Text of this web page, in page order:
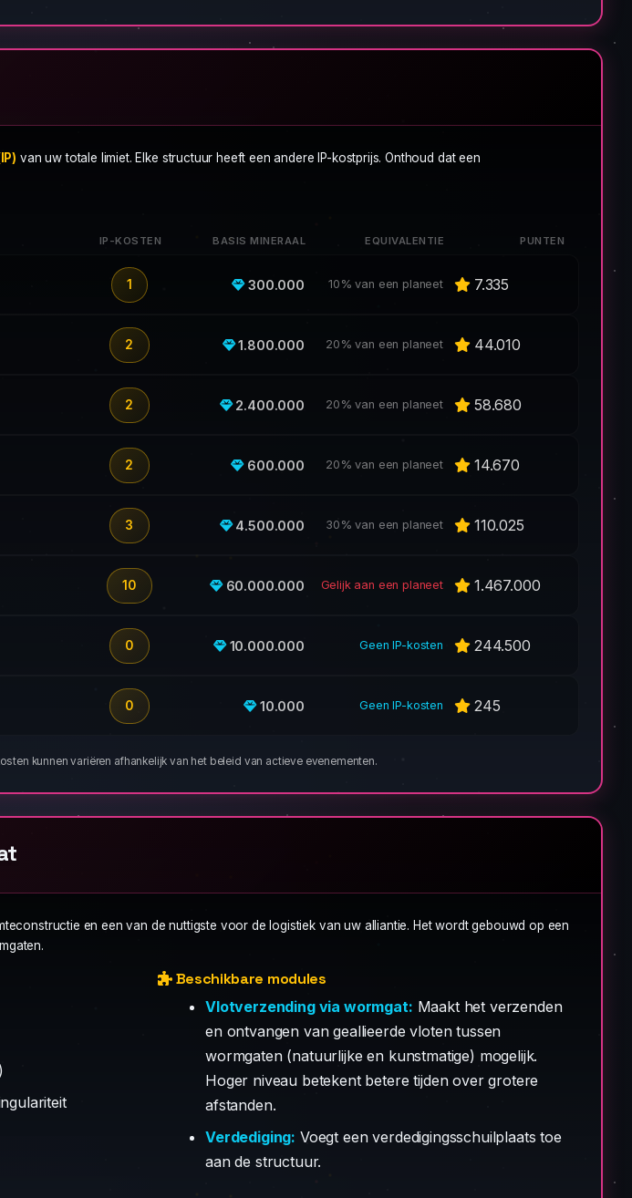
van uw totale limiet. Elke structuur heeft een andere IP-kostprijs. Onthoud dat een
IP-KOSTEN BASIS MINERAAL EQUIVALENTIE PUNTEN
1 300.000 10% van een planeet 7.335
2 1.800.000 20% van een planeet 44.010
2 2.400.000 20% van een planeet 58.680
2 600.000 20% van een planeet 14.670
3 4.500.000 30% van een planeet 110.025
10 60.000.000 Gelijk aan een planeet 1.467.000
0 10.000.000 Geen IP-kosten 244.500
0 10.000 Geen IP-kosten 245
kunnen variëren afhankelijk van het beleid van actieve evenementen.
en een van de nuttigste voor de logistiek van uw alliantie. Het wordt gebouwd op een
Beschikbare modules
Vlotverzending via wormgat: Maakt het verzenden
en ontvangen van geallieerde vloten tussen
wormgaten (natuurlijke en kunstmatige) mogelijk.
Hoger niveau betekent betere tijden over grotere
afstanden.
Verdediging: Voegt een verdedigingsschuilplaats toe
aan de structuur.